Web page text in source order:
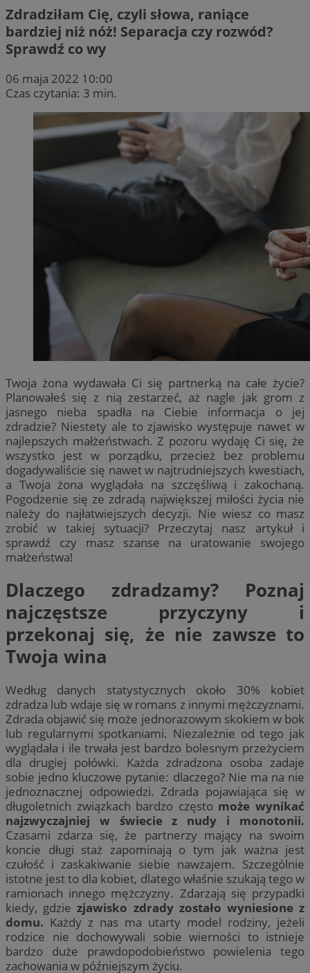
Zdradziłam Cię, czyli słowa, raniące
bardziej niż nóż! Separacja czy rozwód?
Sprawdź co wy
06 maja 2022 10:00
Czas czytania: 3 min.
Twoja żona wydawała Ci się partnerką na całe życie?
Planowałeś się z nią zestarzeć, aż nagle jak grom z
jasnego nieba spadła na Ciebie informacja o jej
zdradzie? Niestety ale to zjawisko występuje nawet w
najlepszych małżeństwach. Z pozoru wydaję Ci się, że
wszystko jest w porządku, przecież bez problemu
dogadywaliście się nawet w najtrudniejszych kwestiach,
a Twoja żona wyglądała na szczęśliwą i zakochaną.
Pogodzenie się ze zdradą największej miłości życia nie
należy do najłatwiejszych decyzji. Nie wiesz co masz
zrobić w takiej sytuacji? Przeczytaj nasz artykuł i
sprawdź czy masz szanse na uratowanie swojego
małżeństwa!
Dlaczego zdradzamy? Poznaj
najczęstsze przyczyny i
przekonaj się, że nie zawsze to
Twoja wina
Według danych statystycznych około 30% kobiet
zdradza lub wdaje się w romans z innymi mężczyznami.
Zdrada objawić się może jednorazowym skokiem w bok
lub regularnymi spotkaniami. Niezależnie od tego jak
wyglądała i ile trwała jest bardzo bolesnym przeżyciem
dla drugiej połówki. Każda zdradzona osoba zadaje
sobie jedno kluczowe pytanie: dlaczego? Nie ma na nie
jednoznacznej odpowiedzi. Zdrada pojawiająca się w
długoletnich związkach bardzo często może wynikać
najzwyczajniej w świecie z nudy i monotonii.
Czasami zdarza się, że partnerzy mający na swoim
koncie długi staż zapominają o tym jak ważna jest
czułość i zaskakiwanie siebie nawzajem. Szczególnie
istotne jest to dla kobiet, dlatego właśnie szukają tego w
ramionach innego mężczyzny. Zdarzają się przypadki
kiedy, gdziezjawisko zdrady zostało wyniesione z
domu. Każdy z nas ma utarty model rodziny, jeżeli
rodzice nie dochowywali sobie wierności to istnieje
bardzo duże prawdopodobieństwo powielenia tego
zachowania w późniejszym życiu.